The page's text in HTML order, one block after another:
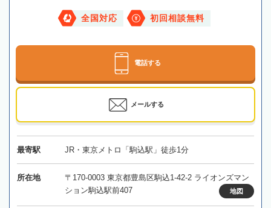
全国対応 初回相談無料
電話する
メールする
最寄駅 JR・東京メトロ「駒込駅」徒歩1分
所在地
〒170-0003 東京都豊島区駒込1-42-2 ライオンズマン
ション駒込駅前407
地図